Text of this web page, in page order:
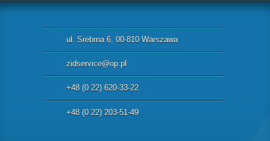
ul. Srebrna 6, 00-810 Warszawa
zidservice@op.pl
+48 (0 22) 620-33-22
+48 (0 22) 203-51-49